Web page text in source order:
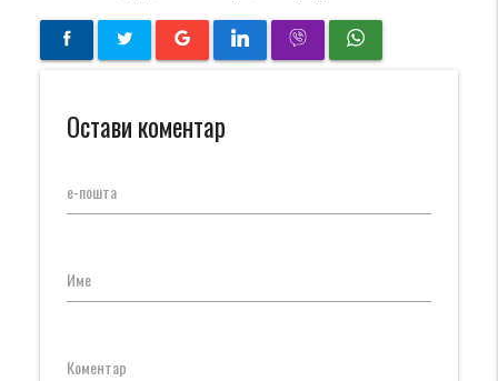
Остави коментар
е-пошта
Име
Коментар